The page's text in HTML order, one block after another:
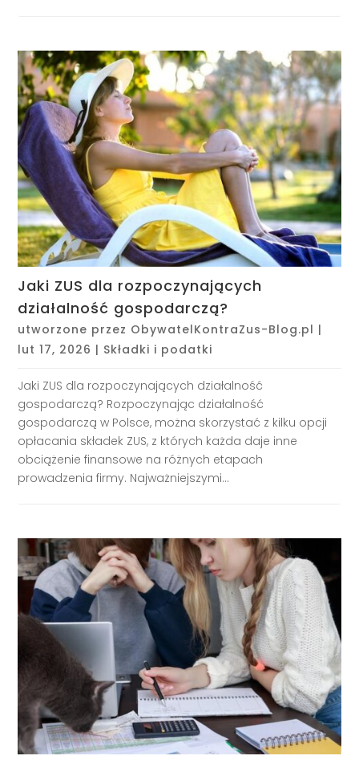
Jaki ZUS dla rozpoczynających
działalność gospodarczą?
utworzone przez ObywatelKontraZus-Blog.pl |
lut 17, 2026 | Składki i podatki
Jaki ZUS dla rozpoczynających działalność
gospodarczą? Rozpoczynając działalność
gospodarczą w Polsce, można skorzystać z kilku opcji
opłacania składek ZUS, z których każda daje inne
obciążenie finansowe na różnych etapach
prowadzenia firmy. Najważniejszymi...